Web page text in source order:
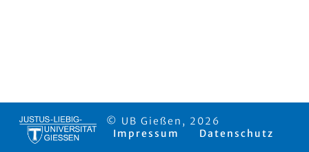
© UB Gießen, 2026
Impressum
Datenschutz